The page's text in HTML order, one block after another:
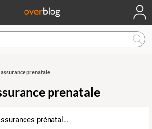
prenatale
prenatale
Assurances prénatales pour bébé - Compte épargne de jeunesse et pour enfant